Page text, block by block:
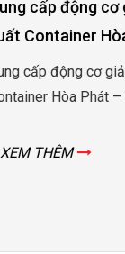
Động cơ, hộp số
Quảng Bình
Động cơ, hộp số
Bình
XEM THÊM